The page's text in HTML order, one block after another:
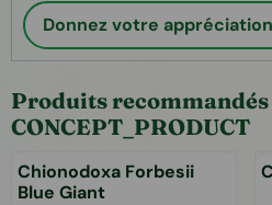
Donnez votre appréciation
Produits
CONCEPT_PRODUCT
Chionodoxa Forbesii
Blue Giant